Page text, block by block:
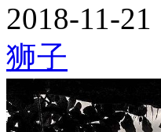
2018-11-21
狮子